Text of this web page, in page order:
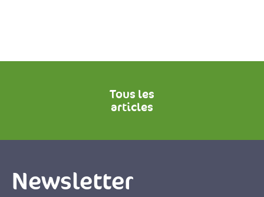
Tous les
articles
Newsletter